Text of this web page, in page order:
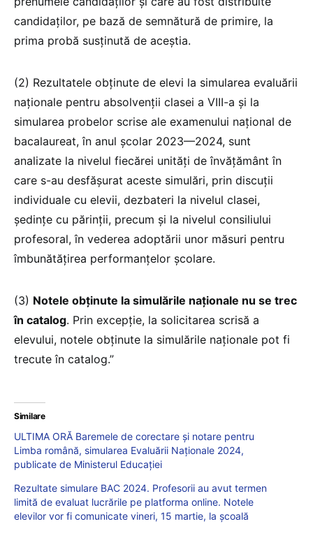
candidaților, pe bază de semnătură de primire, la
prima probă susținută de aceștia.
(2) Rezultatele obținute de elevi la simularea evaluării
naționale pentru absolvenții clasei a VIII-a și la
simularea probelor scrise ale examenului național de
bacalaureat, în anul școlar 2023—2024, sunt
analizate la nivelul fiecărei unități de învățământ în
care s-au desfășurat aceste simulări, prin discuții
individuale cu elevii, dezbateri la nivelul clasei,
ședințe cu părinții, precum și la nivelul consiliului
profesoral, în vederea adoptării unor măsuri pentru
îmbunătățirea performanțelor școlare.
(3) Notele obținute la simulările naționale nu se trec
în catalog. Prin excepție, la solicitarea scrisă a
elevului, notele obținute la simulările naționale pot fi
trecute în catalog.”
Similare
ULTIMA ORĂ Baremele de corectare și notare pentru
Limba română, simularea Evaluării Naționale 2024,
publicate de Ministerul Educației
Rezultate simulare BAC 2024. Profesorii au avut termen
limită de evaluat lucrările pe platforma online. Notele
elevilor vor fi comunicate vineri, 15 martie, la școală